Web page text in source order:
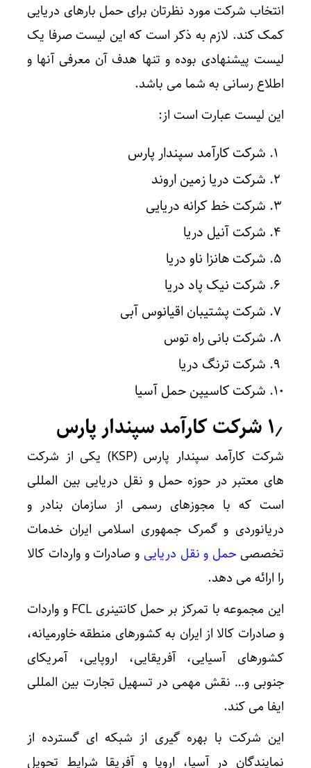
انتخاب شرکت مورد نظرتان برای حمل بارهای دریایی
کمک کند. لازم به ذکر است که این لیست صرفا یک
لیست پیشنهادی بوده و تنها هدف آن معرفی آنها و
اطلاع رسانی به شما می باشد.
این لیست عبارت است از:
شرکت کارآمد سپندار پارس
شرکت دریا زمین اروند
شرکت خط کرانه دریایی
شرکت آنیل دریا
شرکت هانزا ناو دریا
شرکت نیک پاد دریا
شرکت پشتیبان اقیانوس آبی
شرکت بانی راه توس
شرکت ترنگ دریا
شرکت کاسیپن حمل آسیا
۱٫ شرکت کارآمد سپندار پارس
شرکت کارآمد سپندار پارس (KSP) یکی از شرکت
های معتبر در حوزه حمل و نقل دریایی بین المللی
است که با مجوزهای رسمی از سازمان بنادر و
دریانوردی و گمرک جمهوری اسلامی ایران خدمات
تخصصی حمل و نقل دریایی و صادرات و واردات کالا
را ارائه می دهد.
این مجموعه با تمرکز بر حمل کانتینری FCL و واردات
و صادرات کالا از ایران به کشورهای منطقه خاورمیانه،
کشورهای آسیایی، آفریقایی، اروپایی، آمریکای
جنوبی و… نقش مهمی در تسهیل تجارت بین المللی
ایفا می کند.
این شرکت با بهره گیری از شبکه ای گسترده از
نمایندگان در آسیا، اروپا و آفریقا شرایط تحویل